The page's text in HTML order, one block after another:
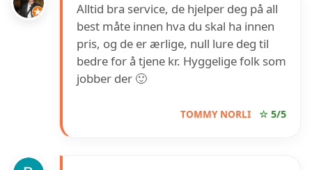
Alltid bra service, de hjelper deg på all
best måte innen hva du skal ha innen
pris, og de er ærlige, null lure deg til
bedre for å tjene kr. Hyggelige folk som
jobber der 🙂
TOMMY NORLI ☆ 5/5